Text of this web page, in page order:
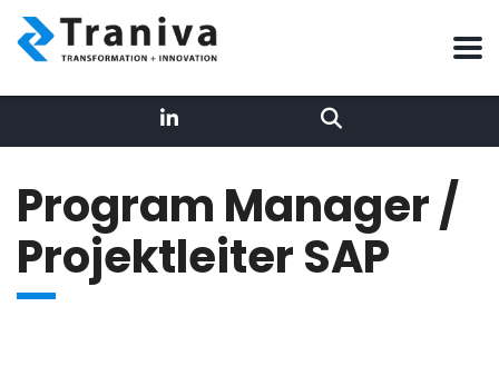
Program Manager /
Projektleiter SAP
Lea – AI Rezeptionistin